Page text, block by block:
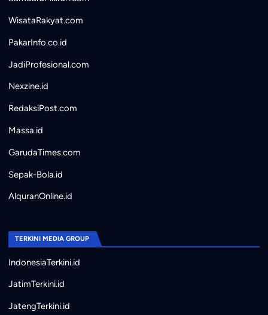
WisataRakyat.com
PakarInfo.co.id
JadiProfesional.com
Nexzine.id
RedaksiPost.com
Massa.id
GarudaTimes.com
Sepak-Bola.id
AlquranOnline.id
TERKINI MEDIA GROUP
IndonesiaTerkini.id
JatimTerkini.id
JatengTerkini.id